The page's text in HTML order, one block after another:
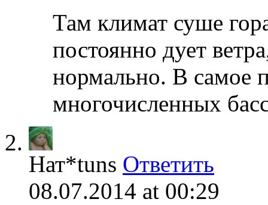
Там климат суше
постоянно дует
нормально. В самое
многочисленных
Нат*tuns Ответить
08.07.2014 at 00:29